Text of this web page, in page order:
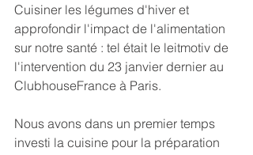
Cuisiner les légumes d'hiver et
approfondir l'impact de l'alimentation
sur notre santé : tel était le leitmotiv de
l'intervention du 23 janvier dernier au
ClubhouseFrance à Paris.
Nous avons dans un premier temps
investi la cuisine pour la préparation